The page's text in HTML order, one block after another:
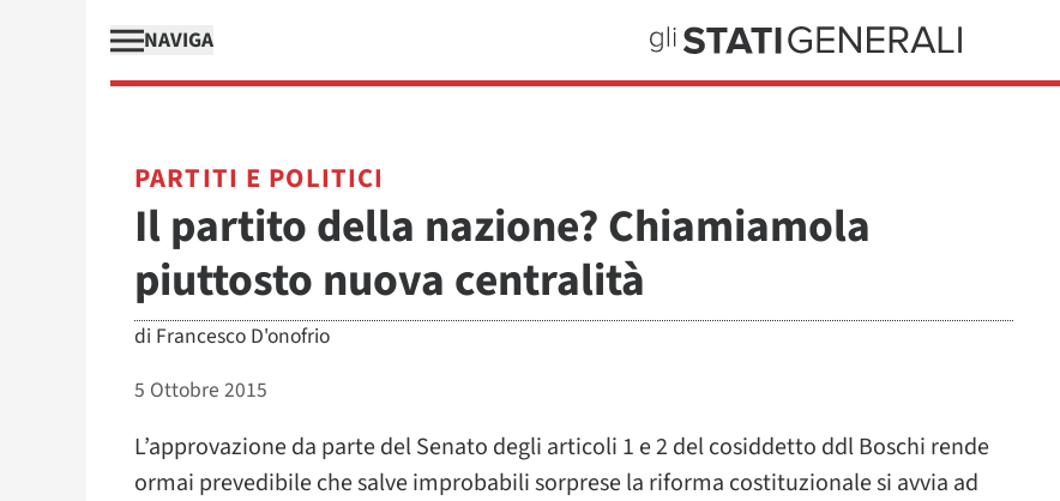
NAVIGA
PARTITI E POLITICI
Il partito della nazione? Chiamiamola
piuttosto nuova centralità
di Francesco D'onofrio
5 Ottobre 2015
L’approvazione da parte del Senato degli articoli 1 e 2 del cosiddetto ddl Boschi rende
ormai prevedibile che salve improbabili sorprese la riforma costituzionale si avvia ad